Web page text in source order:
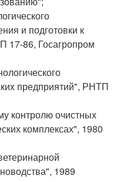
и подготовки к
17-86, Госагропром
предприятий", РНТП
контролю очистных
комплексах", 1980
1989